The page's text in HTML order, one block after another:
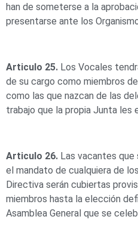
han de someterse a la
presentarse ante los
Articulo 25. Los Vocales
de su cargo como miembros
como las que nazcan de las
trabajo que la propia Junta les
Articulo 26. Las vacantes que
el mandato de cualquiera de
Directiva serán cubiertas
miembros hasta la elección
Asamblea General que se